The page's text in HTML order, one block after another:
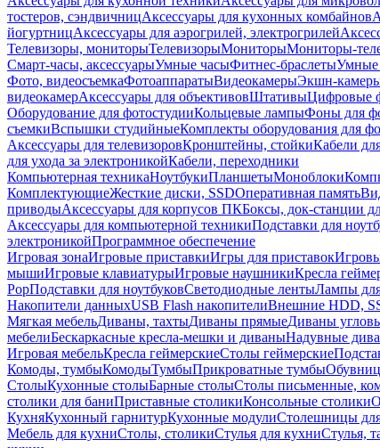
тостеров, сэндвичницАксессуары для кухонных комбайнов
йогуртницАксессуары для аэрогрилей, электрогрилей
Телевизоры, мониторыТелевизорыМониторыМониторы-
Смарт-часы, аксессуарыУмные часыФитнес-браслетыУмные
Фото, видеосъемкаФотоаппаратыВидеокамерыЭкшн-
видеокамерАксессуары для объективовШтативыЦифровые
Оборудование для фотостудииКольцевые лампыФоны для
съемкиВспышки студийныеКомплекты оборудования для
Аксессуары для телевизоровКронштейны, стойкиКабели
для ухода за электроникойКабели, переходники
Компьютерная техникаНоутбукиПланшетыМоноблоки
КомплектующиеЖесткие диски, SSDОперативная память
приводыАксессуары для корпусов ПКБоксы, док-станции
Аксессуары для компьютерной техникиПодставки для
электроникойПрограммное обеспечение
Игровая зонаИгровые приставкиИгры для приставок
мышиИгровые клавиатурыИгровые наушникиКресла
PopПодставки для ноутбуковСветодиодные лентыЛампы
Накопители данныхUSB Flash накопителиВнешние HDD,
Мягкая мебельДиваны, тахтыДиваны прямыеДиваны
мебелиБескаркасные кресла-мешки и диваныНадувные
Игровая мебельКресла геймерскиеСтолы геймерские
Комоды, тумбыКомодыТумбыПрикроватные тумбы
СтолыКухонные столыБарные столыСтолы письменные,
столики для баниПриставные столикиКонсольные столики
КухняКухонный гарнитурКухонные модулиСтолешницы
Мебель для кухниСтолы, столикиСтулья для кухниСтулья,